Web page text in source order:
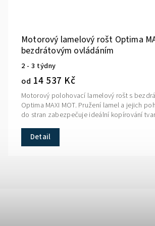
Motorový lamelový rošt Optima
bezdrátovým ovládáním
2 - 3 týdny
od 14 537 Kč
Detail
Motorový polohovací lamelový rošt s
Optima MAXI MOT. Pružení lamel a jejich
do stran zabezpečuje ideální kopírování